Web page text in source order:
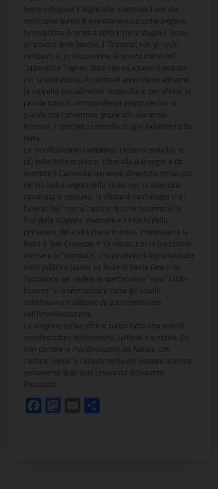
legno collegava il baglio alla maestosa torre che
servi come punto di avvistamento e come prigione
benedettina. A sinistra della torre si staglia il locale
di ricovero delle barche, il “frizzano”, con gli archi
rampanti, e, in successione, la ricostruzione dell’
“appendituri” ligneo, dove veniva appeso il pescato
per la lavorazione. Accanto all’appenditoio abbiamo
la cappella, parzialmente ricostruita, e, per ultima, la
piccola torre in corrispondenza diagonale con la
grande che consentiva, grazie alle numerose
feritoioe, il completo controllo di ogni movimento da
terra.
Le manifestazioni tradizionali cinisensi sono tra le
più belle della provincia. Oltre alle due sagre, è da
ricordare il Carnevale cinisense, diventato ormai uno
dei più belli e seguiti della Sicilia, con la splendida
cavalcata in costume, la sfilata di carri allegorici e i
funerali del “nannu”, antico rito che testimonia la
fine della stagione invernale e il trionfo della
primavera, della vita che si rinnova. Interessante la
festa di San Ciuseppe, il 19 marzo, con le tradizionali
mense e la “vampata”, una piramide di legna bruciata
nella pubblica piazza. La festa di Santa Fara ci da
l’occasione per vedere la spettacolare “vara” tardo-
barocca” e la spettacolare corsa dei cavalli,
antichissima tradizione da poco ripristinata
dall’Amministrazione.
La stagione estiva offre ai turisti tutta una serie di
manifestazioni folcloristiche, culturali e sportive. Da
non perdere le manifestazioni del Natale, con
l’antica “nenia”‘e l’allestimento del presepe artistico
semovente degli anni cinquanta di Giacomo
Randazzo.
Facebook
Mastodon
Email